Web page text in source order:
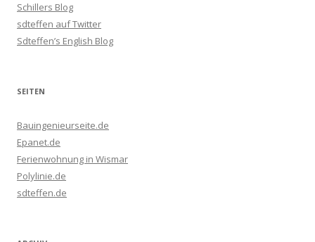
Schillers Blog
sdteffen auf Twitter
Sdteffen’s English Blog
SEITEN
Bauingenieurseite.de
Epanet.de
Ferienwohnung in Wismar
Polylinie.de
sdteffen.de